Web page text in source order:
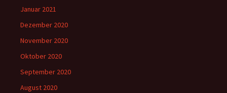
Januar 2021
Dezember 2020
November 2020
Oktober 2020
September 2020
August 2020